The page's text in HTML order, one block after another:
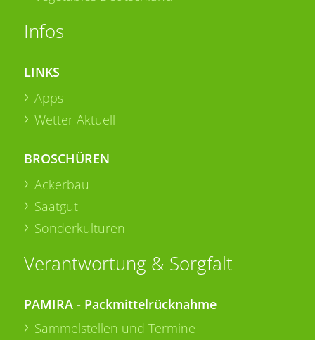
Infos
LINKS
Apps
Wetter Aktuell
BROSCHÜREN
Ackerbau
Saatgut
Sonderkulturen
Verantwortung & Sorgfalt
PAMIRA - Packmittelrücknahme
Sammelstellen und Termine